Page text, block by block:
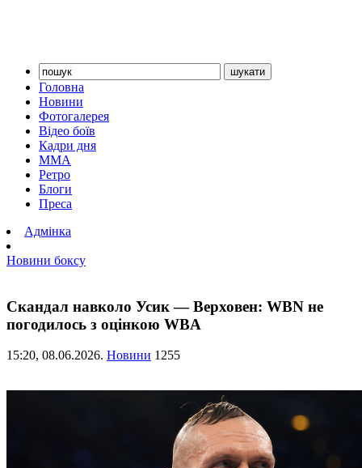
Головна
Новини
Фотогалерея
Відео боїв
Кадри дня
ММА
Ретро
Блоги
Преса
Адмінка
Новини боксу
Скандал навколо Усик — Верховен: WBN не
погодилось з оцінкою WBA
15:20, 08.06.2026. Новини 1255